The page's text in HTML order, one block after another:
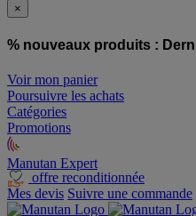
×
% nouveaux produits :
Voir mon panier
Poursuivre les achats
Catégories
Promotions
Manutan Expert
offre reconditionnée
Mes devis Suivre une commande